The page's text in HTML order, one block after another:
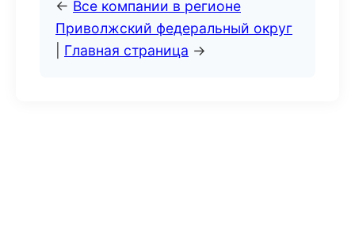
← Все компании в регионе
Приволжский федеральный округ
Главная страница →